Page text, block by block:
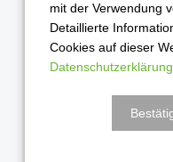
Dezember 2023
November 2023
Oktober 2023
September 2023
mit der Verwendung
Detaillierte
Cookies auf dieser
Datenschutzerklärung